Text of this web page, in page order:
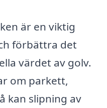
är en viktig
förbättra det
värdet av golv.
om parkett,
kan slipning av